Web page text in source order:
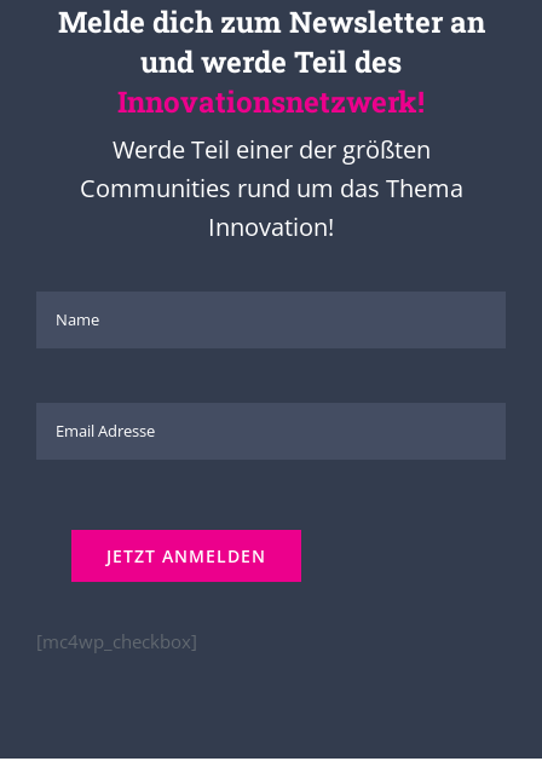
Melde dich zum Newsletter an
und werde Teil des
Innovationsnetzwerk!
Werde Teil einer der größten
Communities rund um das Thema
Innovation!
[mc4wp_checkbox]